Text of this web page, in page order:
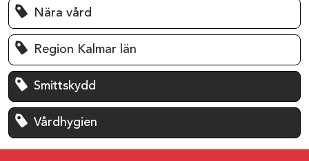
Nära vård
Region Kalmar län
Smittskydd
Vårdhygien